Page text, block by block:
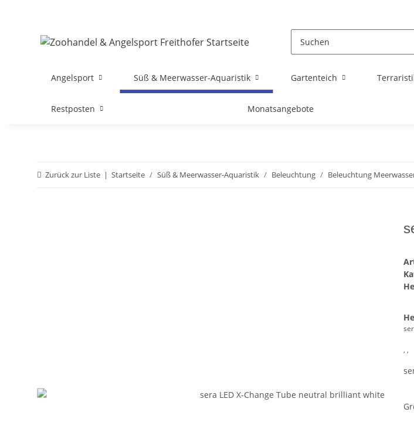
Angelsport Süß & Meerwasser-Aquaristik Gartenteich
Restposten Monatsangebote
Zurück zur Liste Startseite Süß & Meerwasser-Aquaristik Beleuchtung Beleuchtung
, ,